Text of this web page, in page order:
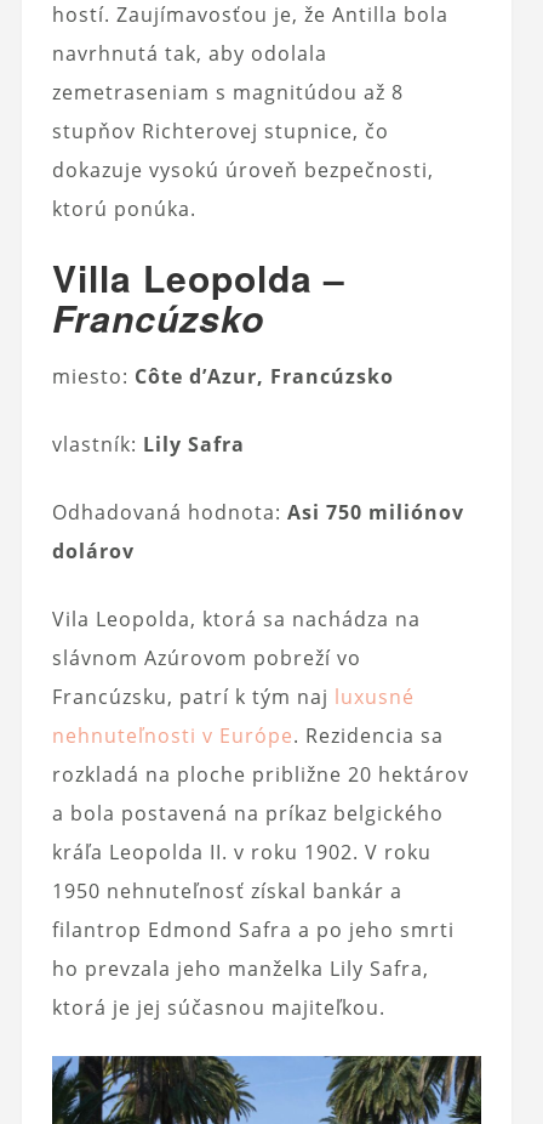
hostí. Zaujímavosťou je, že Antilla bola
navrhnutá tak, aby odolala
zemetraseniam s magnitúdou až 8
stupňov Richterovej stupnice, čo
dokazuje vysokú úroveň bezpečnosti,
ktorú ponúka.
Villa Leopolda –
Francúzsko
miesto: Côte d’Azur, Francúzsko
vlastník: Lily Safra
Odhadovaná hodnota: Asi 750 miliónov
dolárov
Vila Leopolda, ktorá sa nachádza na
slávnom Azúrovom pobreží vo
Francúzsku, patrí k tým naj luxusné
nehnuteľnosti v Európe. Rezidencia sa
rozkladá na ploche približne 20 hektárov
a bola postavená na príkaz belgického
kráľa Leopolda II. v roku 1902. V roku
1950 nehnuteľnosť získal bankár a
filantrop Edmond Safra a po jeho smrti
ho prevzala jeho manželka Lily Safra,
ktorá je jej súčasnou majiteľkou.